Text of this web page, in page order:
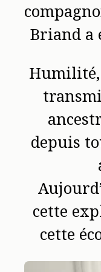
Briand a
Humilité,
depuis
cette
cette